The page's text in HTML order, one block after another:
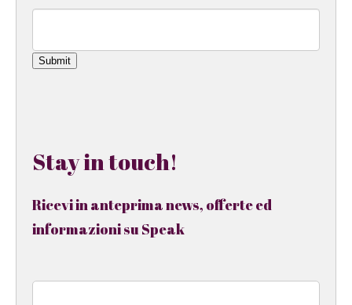
Submit
Stay in touch!
Ricevi in anteprima news, offerte ed
informazioni su Speak